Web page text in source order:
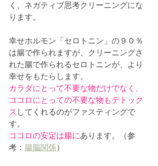
く、ネガティブ思考クリーニングにな
ります。
幸せホルモン「セロトニン」の９０％
は腸で作られますが、クリーニングさ
れた腸で作られるセロトニンが、より
幸せをもたらします。
カラダにとって不要な物だけでなく、
ココロにとっての不要な物もデトック
ス してくれるのがファスティングで
す。
ココロの安定は腸にあります。（参
考： 腸脳関係）